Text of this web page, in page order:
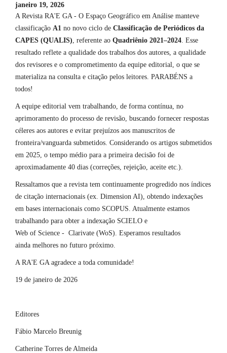
janeiro 19, 2026
A Revista RA'E GA - O Espaço Geográfico em Análise manteve
classificação A1 no novo ciclo de Classificação de Periódicos da
CAPES (QUALIS), referente ao Quadriênio 2021–2024. Esse
resultado reflete a qualidade dos trabalhos dos autores, a qualidade
dos revisores e o comprometimento da equipe editorial, o que se
materializa na consulta e citação pelos leitores. PARABÉNS a
todos!
A equipe editorial vem trabalhando, de forma contínua, no
aprimoramento do processo de revisão, buscando fornecer respostas
céleres aos autores e evitar prejuízos aos manuscritos de
fronteira/vanguarda submetidos. Considerando os artigos submetidos
em 2025, o tempo médio para a primeira decisão foi de
aproximadamente 40 dias (correções, rejeição, aceite etc.).
Ressaltamos que a revista tem continuamente progredido nos índices
de citação internacionais (ex. Dimension AI), obtendo indexações
em bases internacionais como SCOPUS. Atualmente estamos
trabalhando para obter a indexação SCIELO e
Web of Science - Clarivate (WoS). Esperamos resultados
ainda melhores no futuro próximo.
A RA'E GA agradece a toda comunidade!
19 de janeiro de 2026
Editores
Fábio Marcelo Breunig
Catherine Torres de Almeida